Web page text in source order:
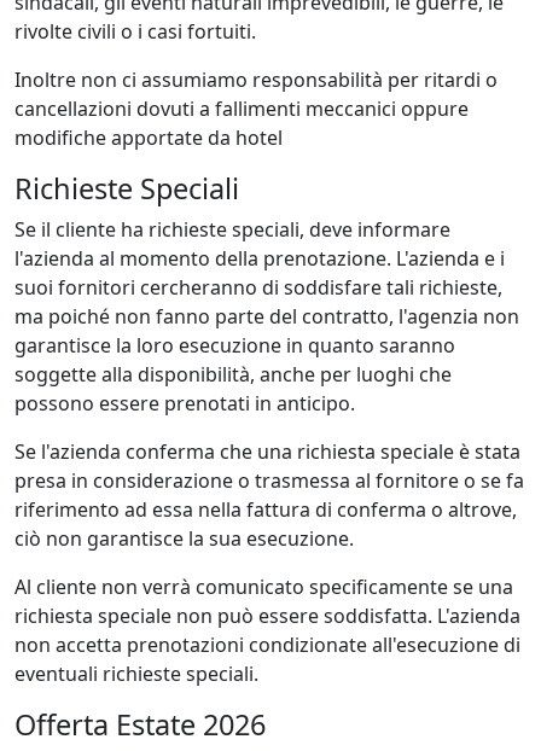
rivolte civili o i casi fortuiti.
Inoltre non ci assumiamo responsabilità per ritardi o
cancellazioni dovuti a fallimenti meccanici oppure
modifiche apportate da hotel
Richieste Speciali
Se il cliente ha richieste speciali, deve informare
l'azienda al momento della prenotazione. L'azienda e i
suoi fornitori cercheranno di soddisfare tali richieste,
ma poiché non fanno parte del contratto, l'agenzia non
garantisce la loro esecuzione in quanto saranno
soggette alla disponibilità, anche per luoghi che
possono essere prenotati in anticipo.
Se l'azienda conferma che una richiesta speciale è stata
presa in considerazione o trasmessa al fornitore o se fa
riferimento ad essa nella fattura di conferma o altrove,
ciò non garantisce la sua esecuzione.
Al cliente non verrà comunicato specificamente se una
richiesta speciale non può essere soddisfatta. L'azienda
non accetta prenotazioni condizionate all'esecuzione di
eventuali richieste speciali.
Offerta Estate 2026